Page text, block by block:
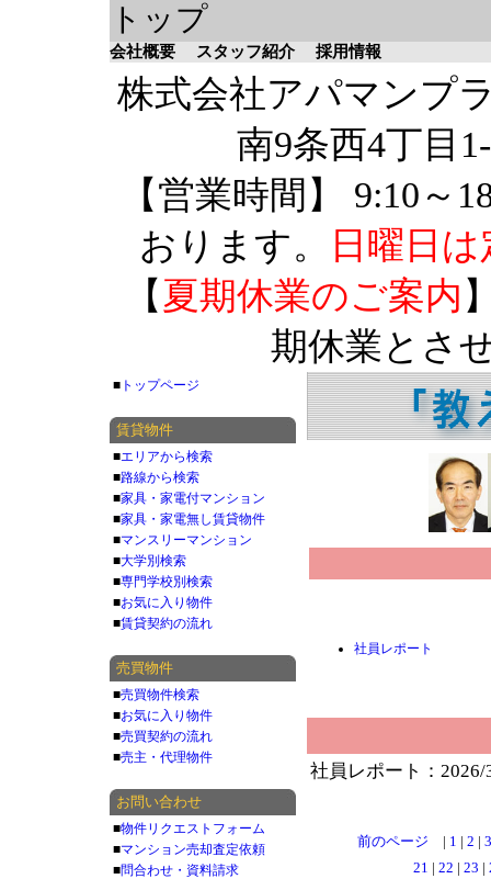
トップ
会社概要 スタッフ紹介 採用情報
株式会社アパマンプ
南9条西4丁目
【営業時間】 9:10～
おります。
日曜日
【 夏期休業のご案内
期休業とさ
社員レポート
社員レポート：2026/
前のページ | 1 | 2 | 3
21 | 22 | 23 |
■ トップページ
賃貸物件
■エリアから検索
■路線から検索
■家具・家電付マンション
■家具・家電無し賃貸物件
■マンスリーマンション
■大学別検索
■専門学校別検索
■お気に入り物件
■賃貸契約の流れ
売買物件
■売買物件検索
■お気に入り物件
■売買契約の流れ
■売主・代理物件
お問い合わせ
■物件リクエストフォーム
■マンション売却査定依頼
■問合わせ・資料請求